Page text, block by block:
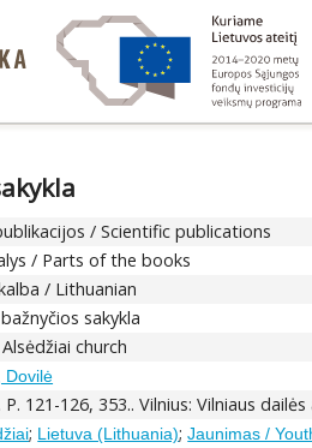
/ Scientific publications
/ Parts of the books
/ Lithuanian
sakykla
church
Dovilė
. P. 121-126, 353.. Vilnius: Vilniaus
; Lietuva (Lithuania);Jaunimas /